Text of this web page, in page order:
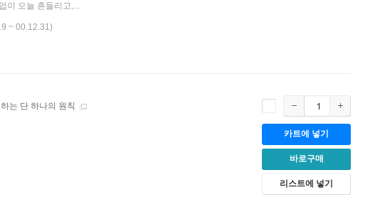
이 오늘 흔들리고,...
~ 00.12.31)
는 단 하나의 원칙
카트에 넣기
바로구매
리스트에 넣기